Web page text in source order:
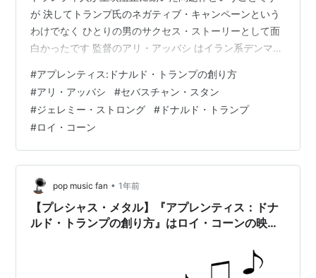
が 決してトランプ氏のネガティブ・キャンペーンという
わけでなく ひとりの男のサクセス・ストーリーとして面
白かったです 監督のアリ・アッバシ はイラン系デンマー
代のトランプなんて、気弱で可愛いくらい（笑） セバス
チャン・スタンの演技がまた素晴らしくて 歩き方や喋り
方はもちろん 髪の毛を触る、瞳や口の動作という細かな
癖まで完全コピー あまりに似すぎて全て実話かと思って
しまうくらいです セバスチャン・スタンがこれだけ凄い
ことをして…
#アプレンティス:ドナルド・トランプの創り方
#アリ・アッバシ #セバスチャン・スタン
#ジェレミー・ストロング # ドナルド・トランプ
#ロイ・コーン
pop music fan • 1年前
【プレシャス・メタル】『アプレンティス：ドナ
ルド・トランプの創り方』はロイ・コーンの映画